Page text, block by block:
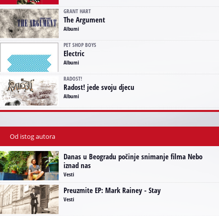
GRANT HART
The Argument
Albumi
PET SHOP BOYS
Electric
Albumi
RADOST!
Radost! jede svoju djecu
Albumi
Od istog autora
Danas u Beogradu počinje snimanje filma Nebo
iznad nas
Vesti
Preuzmite EP: Mark Rainey - Stay
Vesti